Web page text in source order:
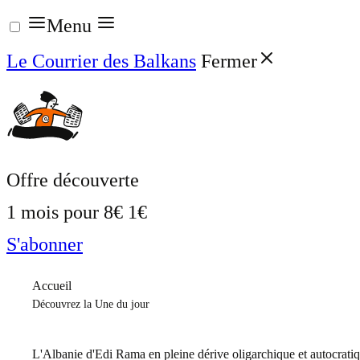
Aller
au
contenu
Menu
Le Courrier des Balkans Fermer
Offre découverte
1 mois pour 8€ 1€
S'abonner
Accueil
Découvrez la Une du jour
L'Albanie d'Edi Rama en pleine dérive oligarchique et